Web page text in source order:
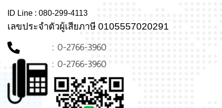
ID Line : 080-299-4113
เลขประจำตัวผู้เสียภาษี 0105557020291
: 0-2766-3960
: 0-2766-3960